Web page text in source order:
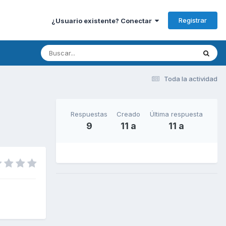
¿Usuario existente? Conectar Registrar
Toda la actividad
Respuestas
9
Creado
11 a
Última respuesta
11 a